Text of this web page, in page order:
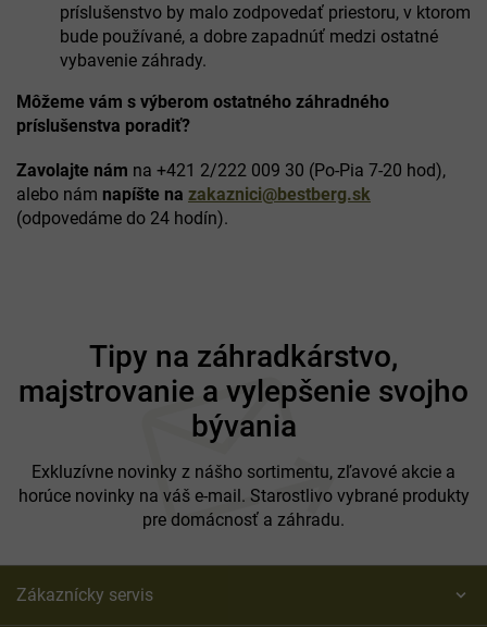
príslušenstvo by malo zodpovedať priestoru, v ktorom
bude používané, a dobre zapadnúť medzi ostatné
vybavenie záhrady.
Môžeme vám s výberom ostatného záhradného
príslušenstva poradiť?
Zavolajte nám na +421 2/222 009 30 (Po-Pia 7-20 hod),
alebo nám napíšte na zakaznici@bestberg.sk
(odpovedáme do 24 hodín).
Tipy na záhradkárstvo,
majstrovanie a vylepšenie svojho
bývania
Exkluzívne novinky z nášho sortimentu, zľavové akcie a
horúce novinky na váš e-mail. Starostlivo vybrané produkty
pre domácnosť a záhradu.
Zákaznícky servis